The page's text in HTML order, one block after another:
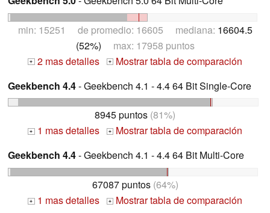
min: 15251 de promedio: 16605 mediana: 16604.5
(52%) max: 17958 puntos
+ 2 mas detalles +
Mostrar tabla de comparación
Geekbench 4.4- Geekbench 4.1 - 4.4 64 Bit Single-Core
8945 puntos (81%)
+ 1 mas detalles +
Mostrar tabla de comparación
Geekbench 4.4- Geekbench 4.1 - 4.4 64 Bit Multi-Core
67087 puntos(64%)
+ 1 mas detalles +
Mostrar tabla de comparación